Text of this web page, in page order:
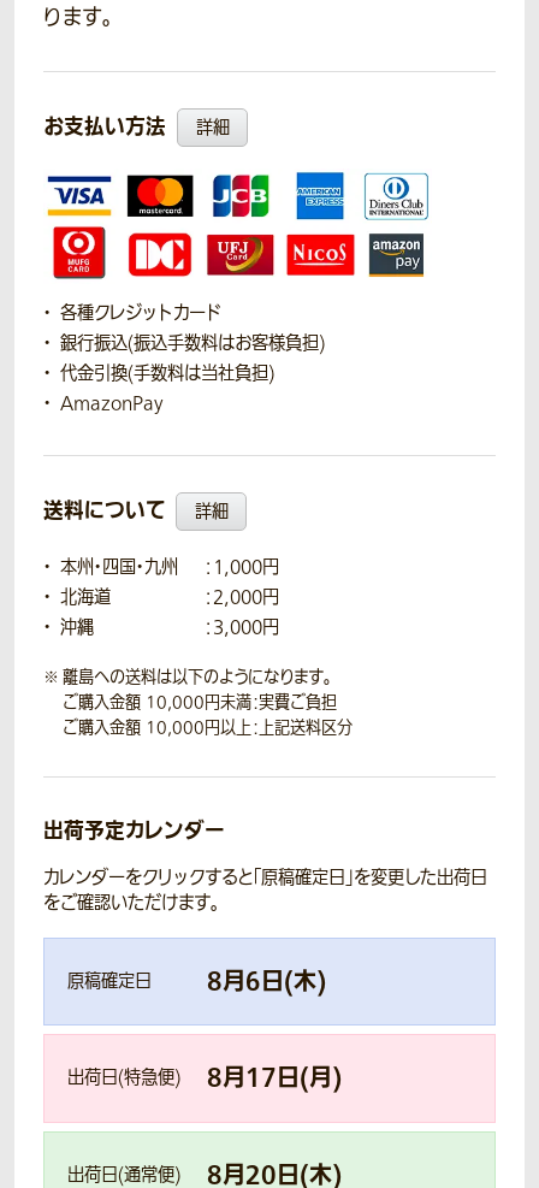
ります。
お支払い方法 詳細
各種クレジットカード
銀行振込(振込手数料はお客様負担)
代金引換(手数料は当社負担)
AmazonPay
送料について 詳細
本州・四国・九州
：1,000円
北海道
：2,000円
沖縄
：3,000円
離島への送料は以下のようになります。
ご購入金額 10,000円未満：実費ご負担
ご購入金額 10,000円以上：上記送料区分
出荷予定カレンダー
カレンダーをクリックすると「原稿確定日」を変更した出荷日
をご確認いただけます。
原稿確定日 8月6日(木)
出荷日(特急便) 8月17日(月)
出荷日(通常便) 8月20日(木)